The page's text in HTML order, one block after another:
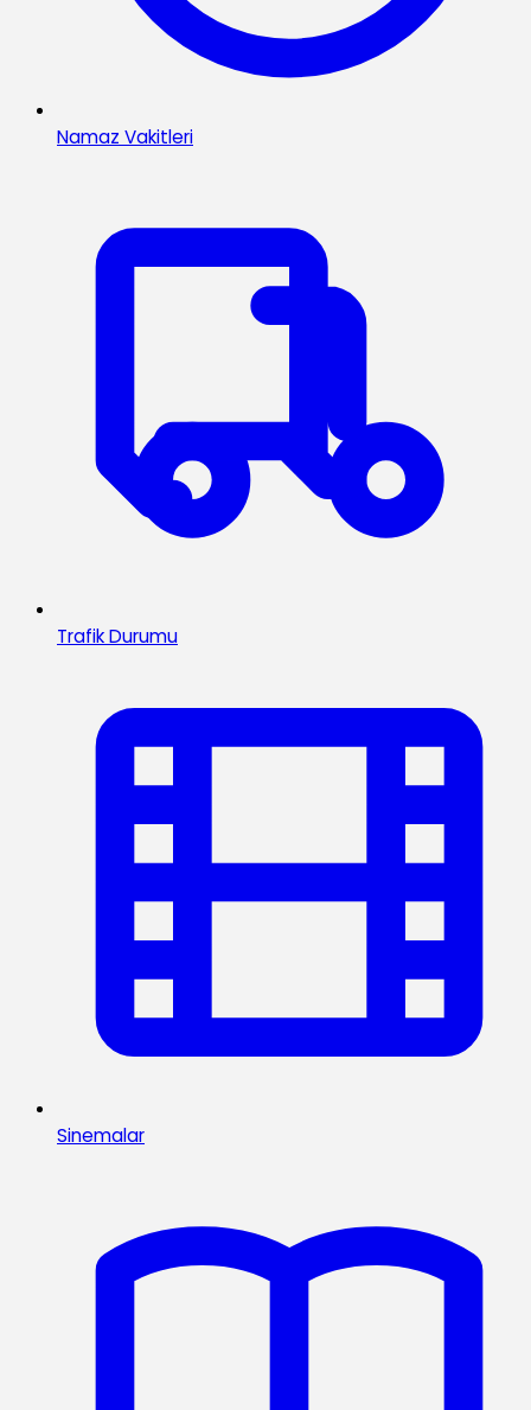
Namaz Vakitleri
Trafik Durumu
Sinemalar